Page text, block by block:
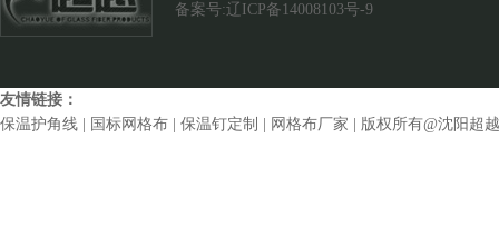
备案号:辽ICP备14008103号-9
友情链接：
保温护角线
国标网格布 保温钉定制 网格布厂家 | 版权所有@沈阳超